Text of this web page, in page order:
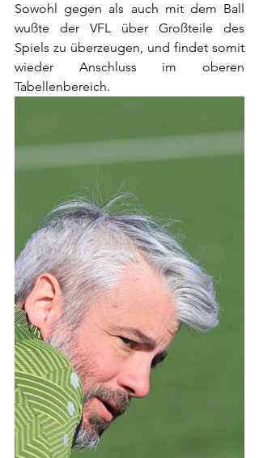
Sowohl gegen als auch mit dem Ball
wußte der VFL über Großteile des
Spiels zu überzeugen, und findet somit
wieder Anschluss im oberen
Tabellenbereich.